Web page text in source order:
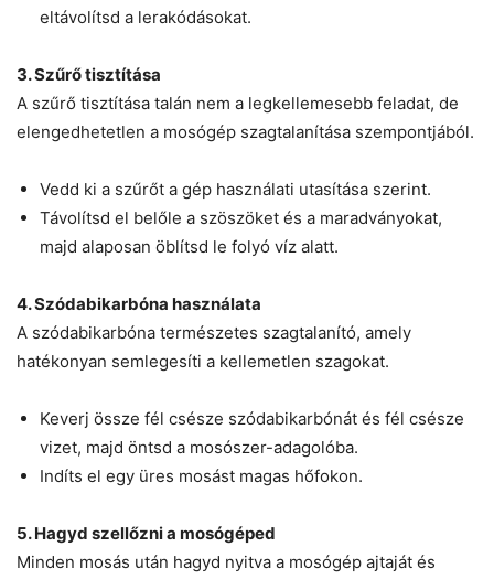
eltávolítsd a lerakódásokat.
3. Szűrő tisztítása
A szűrő tisztítása talán nem a legkellemesebb feladat, de
elengedhetetlen a mosógép szagtalanítása szempontjából.
Vedd ki a szűrőt a gép használati utasítása szerint.
Távolítsd el belőle a szöszöket és a maradványokat,
majd alaposan öblítsd le folyó víz alatt.
4. Szódabikarbóna használata
A szódabikarbóna természetes szagtalanító, amely
hatékonyan semlegesíti a kellemetlen szagokat.
Keverj össze fél csésze szódabikarbónát és fél csésze
vizet, majd öntsd a mosószer-adagolóba.
Indíts el egy üres mosást magas hőfokon.
5. Hagyd szellőzni a mosógéped
Minden mosás után hagyd nyitva a mosógép ajtaját és